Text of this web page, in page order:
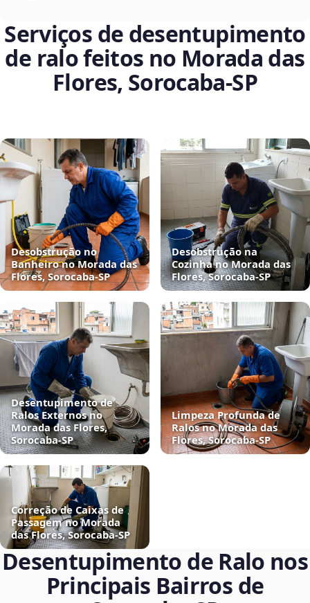
Serviços de desentupimento
de ralo feitos no Morada das
Flores, Sorocaba‑SP
Desobstrução no
Banheiro no Morada das
Flores, Sorocaba‑SP
Desobstrução na
Cozinha no Morada das
Flores, Sorocaba‑SP
Desentupimento de
Ralos Externos no
Morada das Flores,
Sorocaba‑SP
Limpeza Profunda de
Ralos no Morada das
Flores, Sorocaba‑SP
Correção de Caixas de
Passagem no Morada
das Flores, Sorocaba‑SP
Desentupimento de Ralo nos
Principais Bairros de